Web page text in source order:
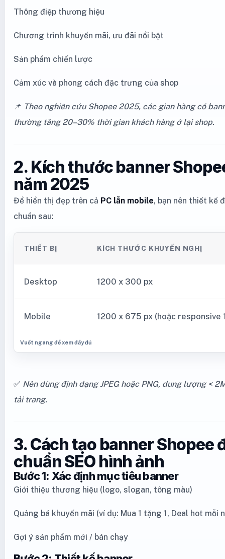
Thông điệp thương hiệu
Chương trình khuyến mãi, ưu đãi nổi bật
Sản phẩm chiến lược
Cảm xúc và phong cách đặc trưng của shop
📌 Theo nghiên cứu Shopee 2025, các gian hàng có
thường tăng 20–30% thời gian khách hàng ở lại shop.
2. Kích thước banner
năm 2025
Để hiển thị đẹp trên cả PC lẫn mobile, bạn nên thiết kế
chuẩn sau:
THIẾT BỊ KÍCH THƯỚC KHUYẾN NGHỊ
Desktop 1200 x 300 px
Mobile 1200 x 675 px (hoặc responsive
✅ Nên dùng định dạng JPEG hoặc PNG, dung lượng <
tải trang.
3. Cách tạo banner Shopee
chuẩn SEO hình ảnh
Bước 1: Xác định mục tiêu banner
Giới thiệu thương hiệu (logo, slogan, tông màu)
Quảng bá khuyến mãi (ví dụ: Mua 1 tặng 1, Deal hot mỗi
Gợi ý sản phẩm mới / bán chạy